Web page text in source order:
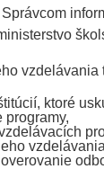
vzdelávania
ktoré
programy,